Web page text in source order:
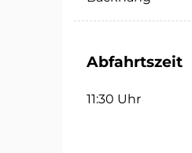
Abfahrtszeit
11:30 Uhr